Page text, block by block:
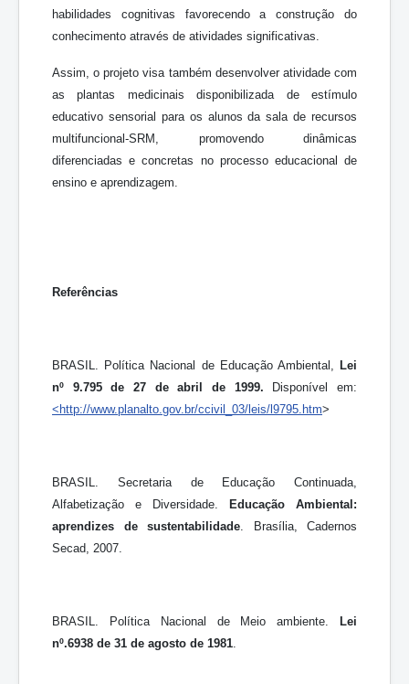
habilidades cognitivas favorecendo a construção do
conhecimento através de atividades significativas.
Assim, o projeto visa também desenvolver atividade com
as plantas medicinais disponibilizada de estímulo
educativo sensorial para os alunos da sala de recursos
multifuncional-SRM, promovendo dinâmicas
diferenciadas e concretas no processo educacional de
ensino e aprendizagem.
Referências
BRASIL. Política Nacional de Educação Ambiental, Lei
nº 9.795 de 27 de abril de 1999. Disponível em:
<http://www.planalto.gov.br/ccivil_03/leis/l9795.htm>
BRASIL. Secretaria de Educação Continuada,
Alfabetização e Diversidade. Educação Ambiental:
aprendizes de sustentabilidade . Brasília, Cadernos
Secad, 2007.
BRASIL. Política Nacional de Meio ambiente. Lei
nº.6938 de 31 de agosto de 1981